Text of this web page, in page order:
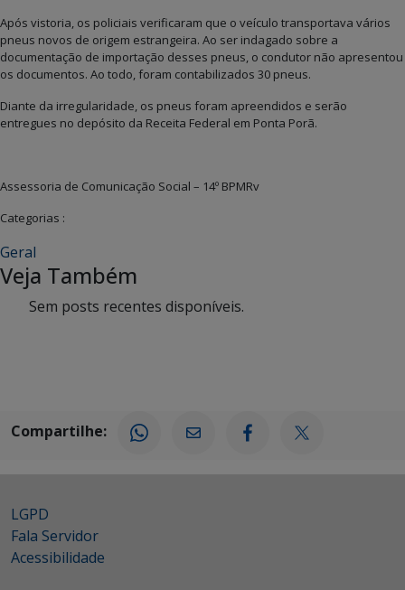
Após vistoria, os policiais verificaram que o veículo transportava vários
pneus novos de origem estrangeira. Ao ser indagado sobre a
documentação de importação desses pneus, o condutor não apresentou
os documentos. Ao todo, foram contabilizados 30 pneus.
Diante da irregularidade, os pneus foram apreendidos e serão
entregues no depósito da Receita Federal em Ponta Porã.
Assessoria de Comunicação Social – 14º BPMRv
Categorias :
Geral
Veja Também
Sem posts recentes disponíveis.
Compartilhe:
LGPD
Fala Servidor
Acessibilidade